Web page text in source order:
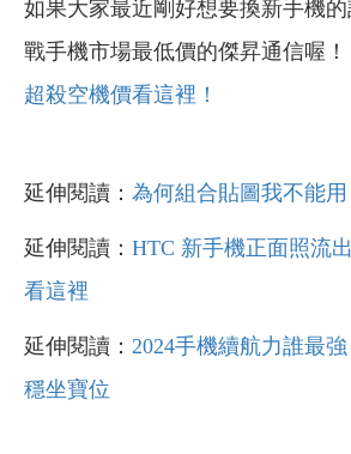
如果大家最近剛好想要換新手機
戰手機市場最低價的傑昇通信喔！
超殺空機價看這裡！
延伸閱讀： 為何組合貼圖我不能用
延伸閱讀： HTC 新手機正面照流
看這裡
延伸閱讀： 2024手機續航力誰最
穩坐寶位